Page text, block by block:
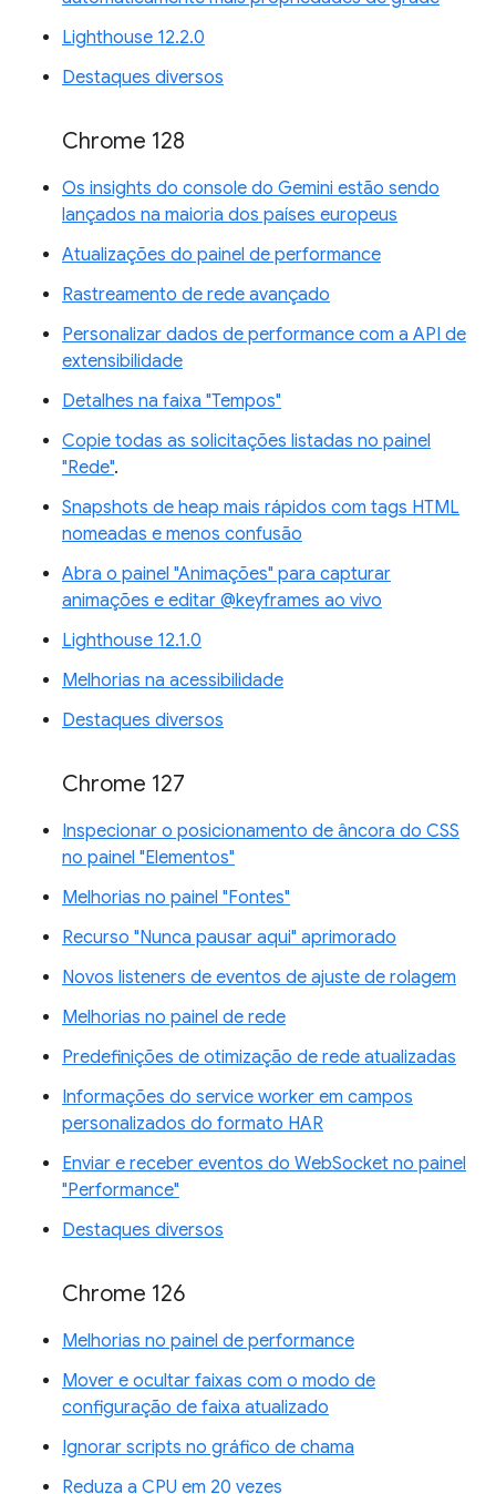
Lighthouse 12.2.0
Destaques diversos
Chrome 128
Os insights do console do Gemini estão sendo
lançados na maioria dos países europeus
Atualizações do painel de performance
Rastreamento de rede avançado
Personalizar dados de performance com a API de
extensibilidade
Detalhes na faixa "Tempos"
Copie todas as solicitações listadas no painel
"Rede".
Snapshots de heap mais rápidos com tags HTML
nomeadas e menos confusão
Abra o painel "Animações" para capturar
animações e editar @keyframes ao vivo
Lighthouse 12.1.0
Melhorias na acessibilidade
Destaques diversos
Chrome 127
Inspecionar o posicionamento de âncora do CSS
no painel "Elementos"
Melhorias no painel "Fontes"
Recurso "Nunca pausar aqui" aprimorado
Novos listeners de eventos de ajuste de rolagem
Melhorias no painel de rede
Predefinições de otimização de rede atualizadas
Informações do service worker em campos
personalizados do formato HAR
Enviar e receber eventos do WebSocket no painel
"Performance"
Destaques diversos
Chrome 126
Melhorias no painel de performance
Mover e ocultar faixas com o modo de
configuração de faixa atualizado
Ignorar scripts no gráfico de chama
Reduza a CPU em 20 vezes